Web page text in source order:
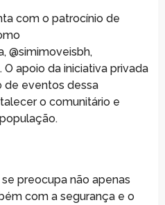
com o patrocínio de
@simimoveisbh,
apoio da iniciativa privada
de eventos dessa
o comunitário e
preocupa não apenas
com a segurança e o